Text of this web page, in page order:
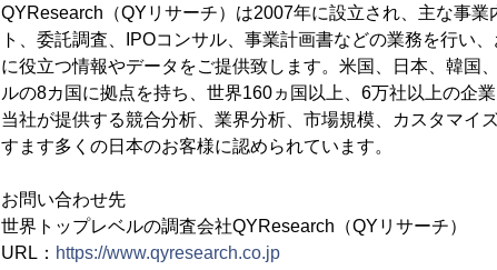
QYResearch（QYリサーチ）は2007年に設立され、主な事
ト、委託調査、IPOコンサル、事業計画書などの業務を行い
に役立つ情報やデータをご提供致します。米国、日本、韓国
ルの8カ国に拠点を持ち、世界160ヵ国以上、6万社以上の企
当社が提供する競合分析、業界分析、市場規模、カスタマイ
すます多くの日本のお客様に認められています。
お問い合わせ先
世界トップレベルの調査会社QYResearch（QYリサーチ）
URL： https://www.qyresearch.co.jp